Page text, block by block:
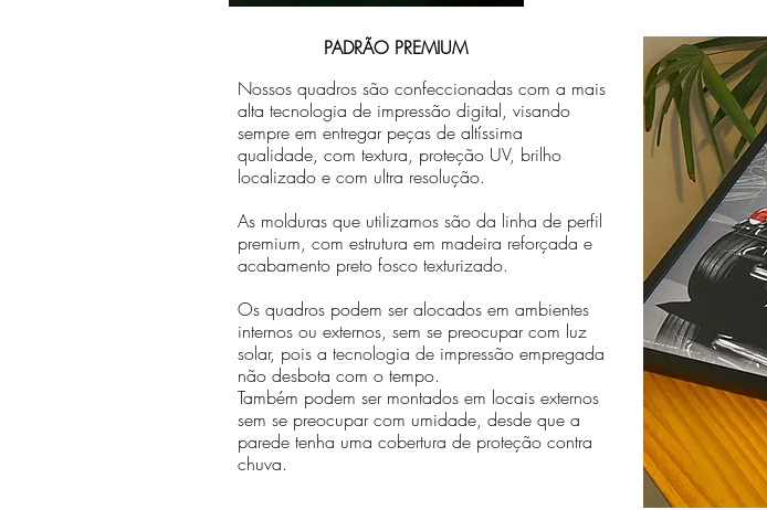
PADRÃO PREMIUM
Nossos quadros são confeccionadas com a mais
alta tecnologia de impressão digital, visando
sempre em entregar peças de altíssima
qualidade, com textura, proteção UV, brilho
localizado e com ultra resolução.
As molduras que utilizamos são da linha de perfil
premium, com estrutura em madeira reforçada e
acabamento preto fosco texturizado.
Os quadros podem ser alocados em ambientes
internos ou externos, sem se preocupar com luz
solar, pois a tecnologia de impressão empregada
não desbota com o tempo.
Também podem ser montados em locais externos
sem se preocupar com umidade, desde que a
parede tenha uma cobertura de proteção contra
chuva.